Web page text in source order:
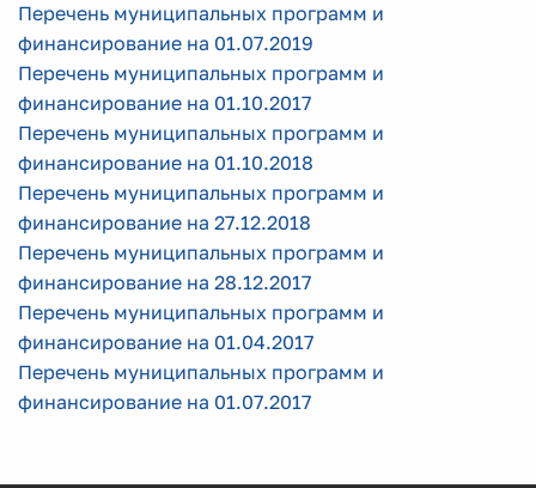
Перечень муниципальных программ и
финансирование на 01.07.2019
Перечень муниципальных программ и
финансирование на 01.10.2017
Перечень муниципальных программ и
финансирование на 01.10.2018
Перечень муниципальных программ и
финансирование на 27.12.2018
Перечень муниципальных программ и
финансирование на 28.12.2017
Перечень муниципальных программ и
финансирование на 01.04.2017
Перечень муниципальных программ и
финансирование на 01.07.2017